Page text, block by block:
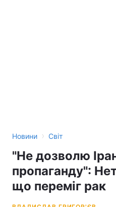
Новини › Світ
"Не дозволю
пропаганду":
що переміг рак